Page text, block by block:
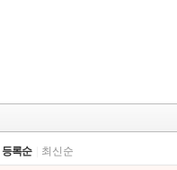
등록순 최신순